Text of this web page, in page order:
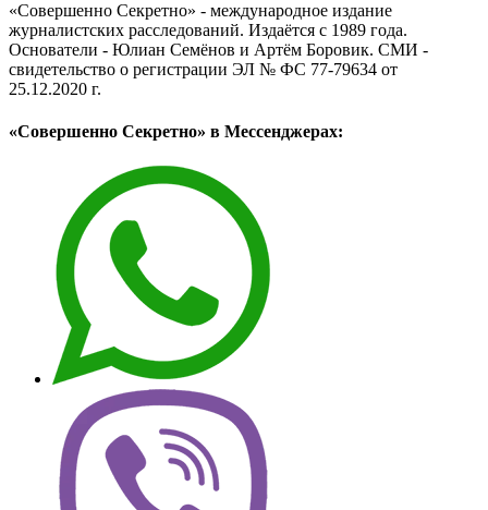
«Совершенно Секретно» - международное издание
журналистских расследований. Издаётся с 1989 года.
Основатели - Юлиан Семёнов и Артём Боровик. CМИ -
свидетельство о регистрации ЭЛ № ФС 77-79634 от
25.12.2020 г.
«Совершенно Секретно» в Мессенджерах: